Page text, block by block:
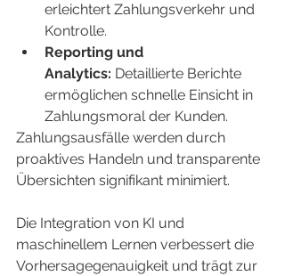
erleichtert Zahlungsverkehr und
Kontrolle.
Reporting und
Analytics: Detaillierte Berichte
ermöglichen schnelle Einsicht in
Zahlungsmoral der Kunden.
Zahlungsausfälle werden durch
proaktives Handeln und transparente
Übersichten signifikant minimiert.
Die Integration von KI und
maschinellem Lernen verbessert die
Vorhersagegenauigkeit und trägt zur